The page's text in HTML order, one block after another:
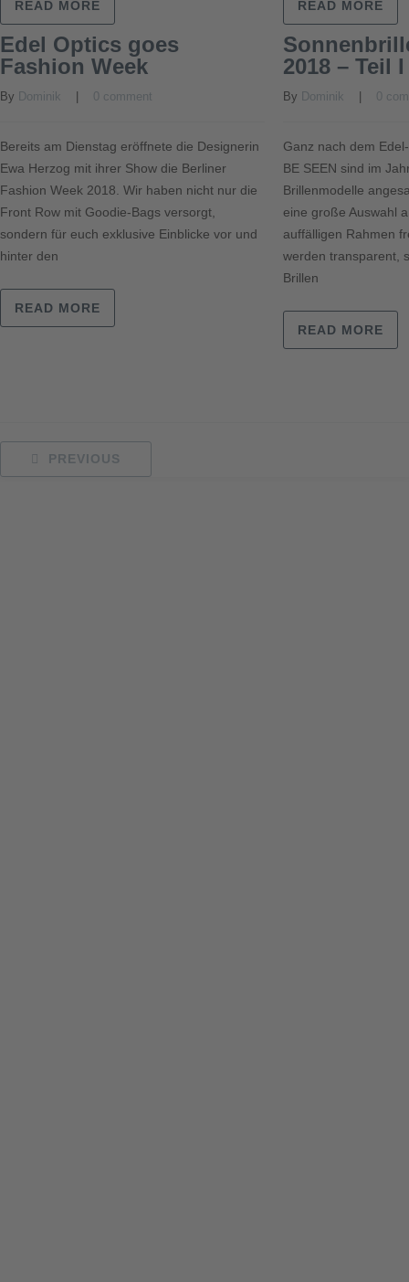
READ MORE READ MORE
Edel Optics goes
Fashion Week
By Dominik 0 comment
Bereits am Dienstag eröffnete die Designerin
Ewa Herzog mit ihrer Show die Berliner
Fashion Week 2018. Wir haben nicht nur die
Front Row mit Goodie-Bags versorgt,
sondern für euch exklusive Einblicke vor und
hinter den
READ MORE
2018 – Teil I
By Dominik 0
Ganz nach dem
BE SEEN sind im
Brillenmodelle
eine große Auswahl
auffälligen Rahmen
werden transparent,
Brillen
READ MORE
PREVIOUS